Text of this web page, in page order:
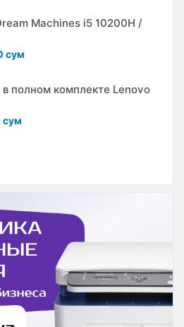
Machines i5 10200H /
сум
полном комплекте Lenovo
сум